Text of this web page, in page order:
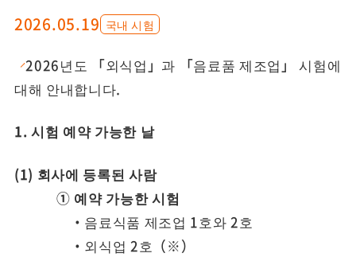
2026.05.19 국내 시험
2026년도 「외식업」과 「음료품 제조업」 시험에
대해 안내합니다.
1. 시험 예약 가능한 날
(1) 회사에 등록된 사람
① 예약 가능한 시험
・음료식품 제조업 1호와 2호
・외식업 2호（※）